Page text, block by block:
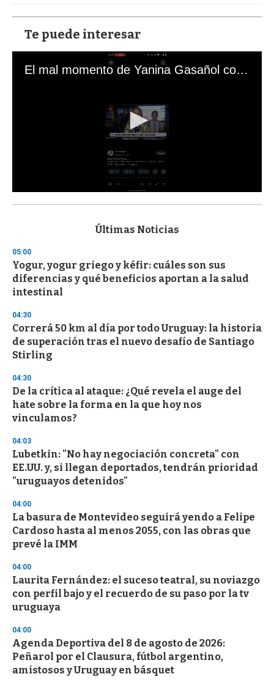
Te puede interesar
El mal momento de Yanina Gasañol con un hincha argentino en "Subrayado"
s
d
s
o
f
3
s
e
c
o
n
Últimas Noticias
05:00
Yogur, yogur griego y kéfir: cuáles son sus
diferencias y qué beneficios aportan a la salud
intestinal
04:30
Correrá 50 km al día por todo Uruguay: la historia
de superación tras el nuevo desafío de Santiago
Stirling
04:30
De la crítica al ataque: ¿Qué revela el auge del
hate sobre la forma en la que hoy nos
vinculamos?
04:03
Lubetkin: "No hay negociación concreta" con
EE.UU. y, si llegan deportados, tendrán prioridad
"uruguayos detenidos"
04:00
La basura de Montevideo seguirá yendo a Felipe
Cardoso hasta al menos 2055, con las obras que
prevé la IMM
04:00
Laurita Fernández: el suceso teatral, su noviazgo
con perfil bajo y el recuerdo de su paso por la tv
uruguaya
04:00
Agenda Deportiva del 8 de agosto de 2026:
Peñarol por el Clausura, fútbol argentino,
amistosos y Uruguay en básquet